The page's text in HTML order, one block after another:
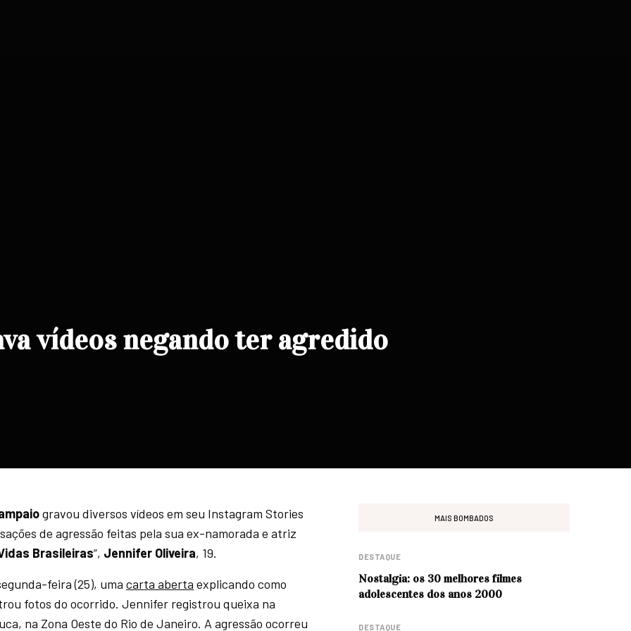
vídeos negando ter agredido
gravou diversos vídeos em seu Instagram Stories
de agressão feitas pela sua ex-namorada e atriz
Brasileiras”, Jennifer Oliveira, 19.
feira (25), umacarta aberta explicando como
fotos do ocorrido. Jennifer registrou queixa na
na Zona Oeste do Rio de Janeiro. A agressão ocorreu
MAIS BOMBADOS
DESTAQUE
Nostalgia: os 30 melhores filmes
adolescentes dos anos 2000
DESTAQUE